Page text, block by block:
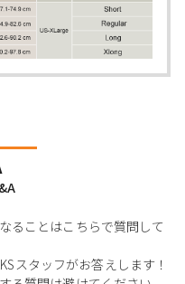
ることはこちらで質問して
スタッフがお答えします！